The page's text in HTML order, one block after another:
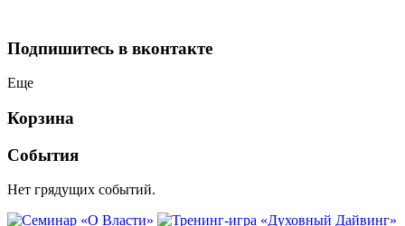
Подпишитесь в вконтакте
Еще
Корзина
События
Нет грядущих событий.